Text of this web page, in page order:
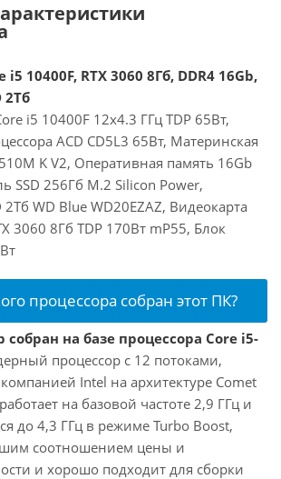
10400F, RTX 3060 8Гб, DDR4 16Gb,
2Тб
i5 10400F 12x4.3 ГГц TDP 65Вт,
ACD CD5L3 65Вт, Материнская
K V2, Оперативная память 16Gb
SSD 256Гб M.2 Silicon Power,
WD Blue WD20EZAZ, Видеокарта
3060 8Гб TDP 170Вт mP55, Блок
процессора собран этот ПК?
на базе процессора Core i5-
процессор с 12 потоками,
Intel на архитектуре Comet
на базовой частоте 2,9 ГГц и
до 4,3 ГГц в режиме Turbo Boost,
соотношением цены и
и хорошо подходит для сборки